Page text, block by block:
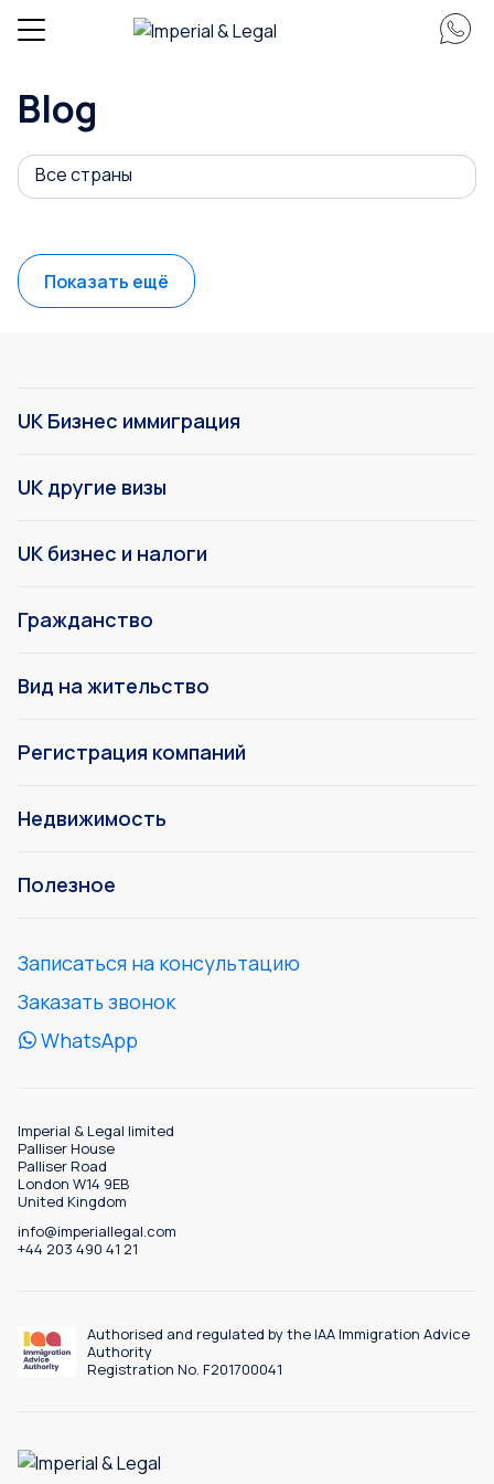
Blog
Все страны
Показать ещё
UK Бизнес иммиграция
UK другие визы
UK бизнес и налоги
Гражданство
Вид на жительство
Регистрация компаний
Недвижимость
Полезное
Записаться на консультацию
Заказать звонок
WhatsApp
Imperial & Legal limited
Palliser House
Palliser Road
London W14 9EB
United Kingdom
info@imperiallegal.com
+44 203 490 41 21
Authorised and regulated by the IAA Immigration Advice
Authority
Registration No. F201700041